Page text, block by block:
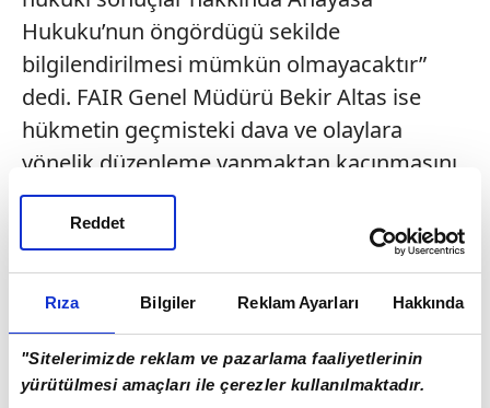
Rıza Bilgiler Reklam Ayarları Hakkında
"Sitelerimizde reklam ve pazarlama faaliyetlerinin
yürütülmesi amaçları ile çerezler kullanılmaktadır.
Reddet
Hukuku’nun öngördügü sekilde
bilgilendirilmesi mümkün olmayacaktır”
dedi. FAIR Genel Müdürü Bekir Altas ise
hükmetin geçmisteki dava ve olaylara
yönelik düzenleme yapmaktan kaçınmasını
elestirdi. Altas, “Yeni düzenlemeye göre
Opsiyon Modeli uygulamasından muaf
pasaportlarından birini su ana kadar
vermek zorunda kalmıstı. Hükümet bu
esitsizlige nasıl bir açıklama getirecektir?”
diye sordu.\n\n \n\nKÖLN